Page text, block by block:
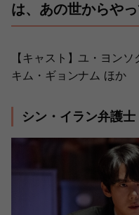
は、あの世からや
【キャスト】ユ・ヨン
キム・ギョンナム ほか
シン・イラン弁護士